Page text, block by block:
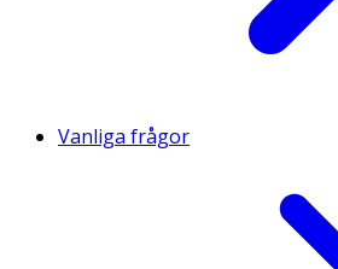
Vanliga frågor